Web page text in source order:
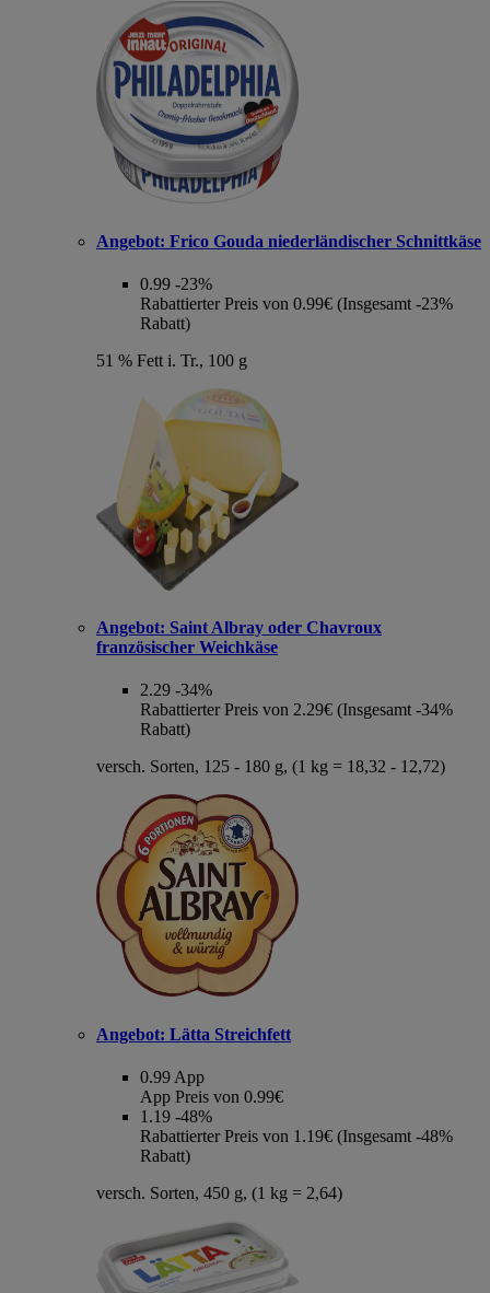
Angebot: Frico Gouda niederländischer Schnittkäse
0.99 -23%
Rabattierter Preis von 0.99€ (Insgesamt -23%
Rabatt)
51 % Fett i. Tr., 100 g
Angebot: Saint Albray oder Chavroux
französischer Weichkäse
2.29 -34%
Rabattierter Preis von 2.29€ (Insgesamt -34%
Rabatt)
versch. Sorten, 125 - 180 g, (1 kg = 18,32 - 12,72)
Angebot: Lätta Streichfett
0.99 App
App Preis von 0.99€
1.19 -48%
Rabattierter Preis von 1.19€ (Insgesamt -48%
Rabatt)
versch. Sorten, 450 g, (1 kg = 2,64)